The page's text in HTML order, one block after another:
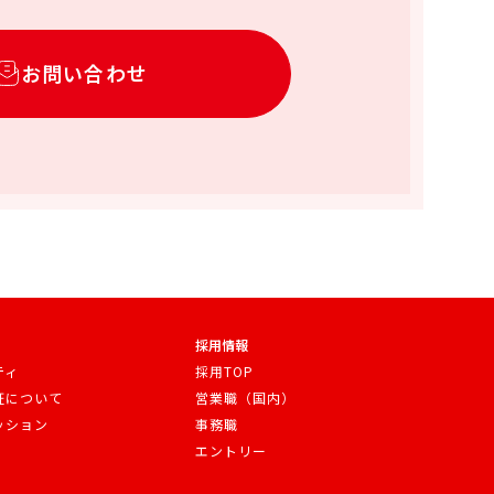
お問い合わせ
について
ション
採用情報
採用TOP
営業職（国内）
事務職
エントリー